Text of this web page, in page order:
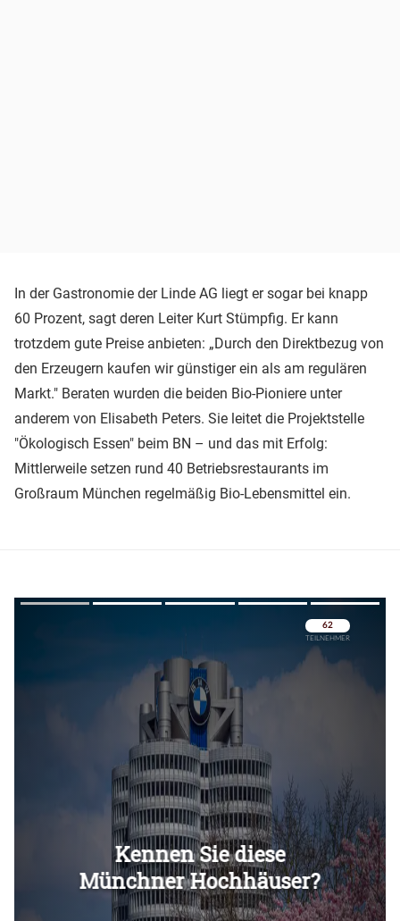
In der Gastronomie der Linde AG liegt er sogar bei knapp
60 Prozent, sagt deren Leiter Kurt Stümpfig. Er kann
trotzdem gute Preise anbieten: „Durch den Direktbezug von
den Erzeugern kaufen wir günstiger ein als am regulären
Markt." Beraten wurden die beiden Bio-Pioniere unter
anderem von Elisabeth Peters. Sie leitet die Projektstelle
"Ökologisch Essen" beim BN – und das mit Erfolg:
Mittlerweile setzen rund 40 Betriebsrestaurants im
Großraum München regelmäßig Bio-Lebensmittel ein.
Überspringen
Überspringen